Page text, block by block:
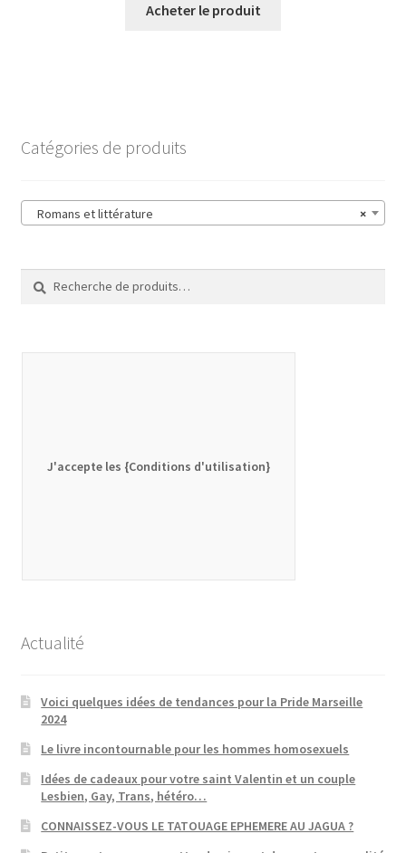
Acheter le produit
Catégories de produits
×
Romans et littérature
pour :
J'accepte les {Conditions d'utilisation}
Actualité
Voici quelques idées de tendances pour la Pride Marseille
2024
Le livre incontournable pour les hommes homosexuels
Idées de cadeaux pour votre saint Valentin et un couple
Lesbien, Gay, Trans, hétéro…
CONNAISSEZ-VOUS LE TATOUAGE EPHEMERE AU JAGUA ?